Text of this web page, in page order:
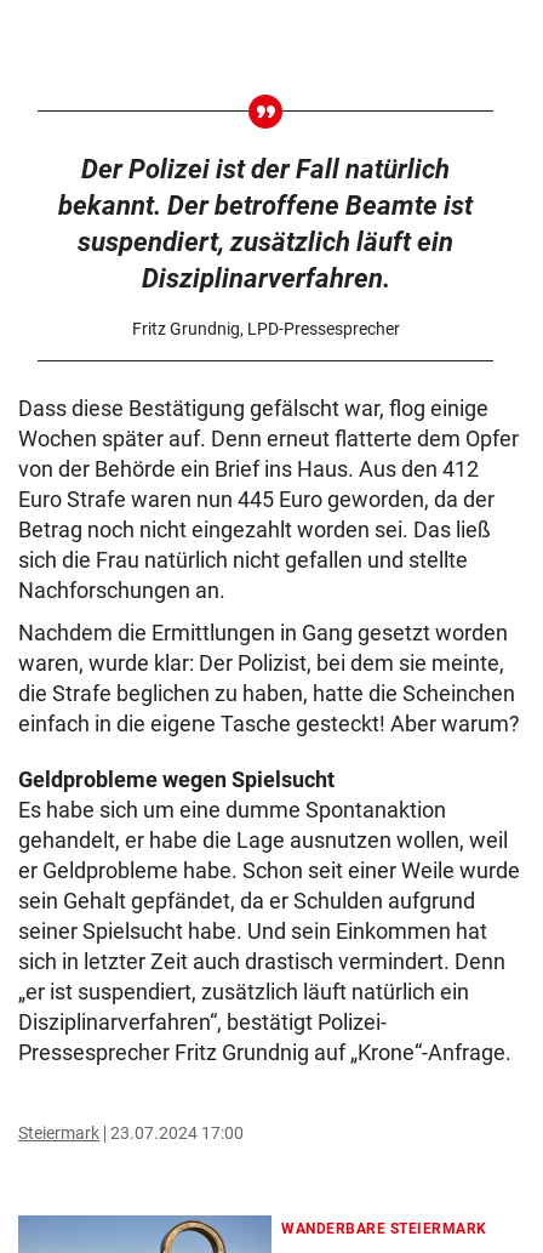
Der Polizei ist der Fall natürlich
bekannt. Der betroffene Beamte ist
suspendiert, zusätzlich läuft ein
Disziplinarverfahren.
Fritz Grundnig, LPD-Pressesprecher
Dass diese Bestätigung gefälscht war, flog einige
Wochen später auf. Denn erneut flatterte dem Opfer
von der Behörde ein Brief ins Haus. Aus den 412
Euro Strafe waren nun 445 Euro geworden, da der
Betrag noch nicht eingezahlt worden sei. Das ließ
sich die Frau natürlich nicht gefallen und stellte
Nachforschungen an.
Nachdem die Ermittlungen in Gang gesetzt worden
waren, wurde klar: Der Polizist, bei dem sie meinte,
die Strafe beglichen zu haben, hatte die Scheinchen
einfach in die eigene Tasche gesteckt! Aber warum?
Geldprobleme wegen Spielsucht
Es habe sich um eine dumme Spontanaktion
gehandelt, er habe die Lage ausnutzen wollen, weil
er Geldprobleme habe. Schon seit einer Weile wurde
sein Gehalt gepfändet, da er Schulden aufgrund
seiner Spielsucht habe. Und sein Einkommen hat
sich in letzter Zeit auch drastisch vermindert. Denn
„er ist suspendiert, zusätzlich läuft natürlich ein
Disziplinarverfahren“, bestätigt Polizei-
Pressesprecher Fritz Grundnig auf „Krone“-Anfrage.
Steiermark 23.07.2024 17:00
WANDERBARE STEIERMARK